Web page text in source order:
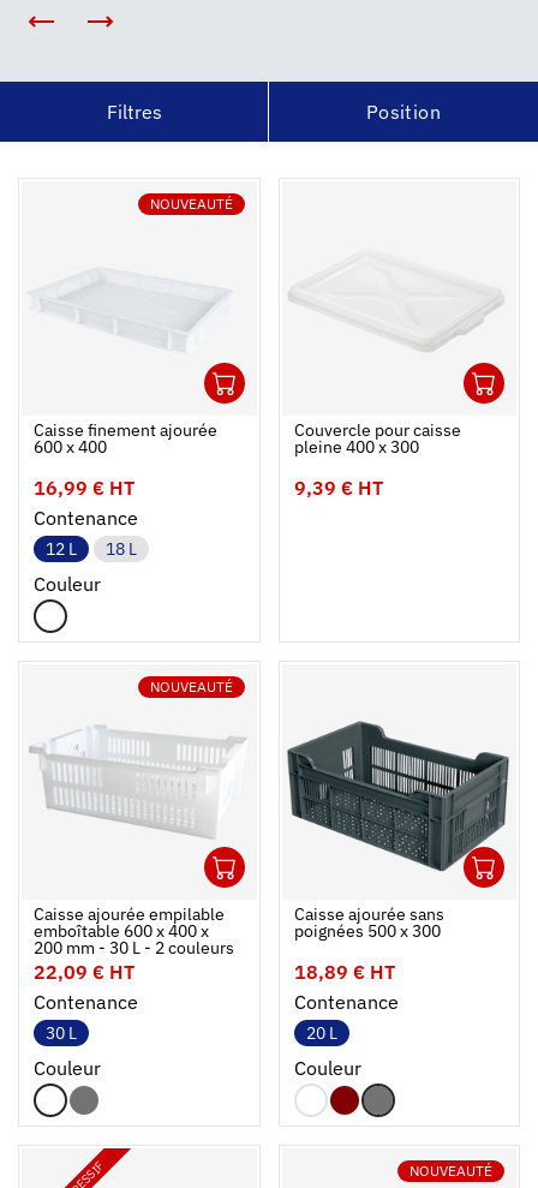
Filtres Position
NOUVEAUTÉ
Ouvrir
Ajouter au panier
Fermer
Caisse finement ajourée
600 x 400
16,99 € HT
Contenance
12 L 18 L
Couleur
Couvercle pour caisse
pleine 400 x 300
9,39 € HT
NOUVEAUTÉ
Ajouter au panier
Caisse ajourée empilable
emboîtable 600 x 400 x
200 mm - 30 L - 2 couleurs
22,09 € HT
Contenance
30 L
Couleur
Caisse ajourée sans
poignées 500 x 300
18,89 € HT
Contenance
20 L
Couleur
NOUVEAUTÉ